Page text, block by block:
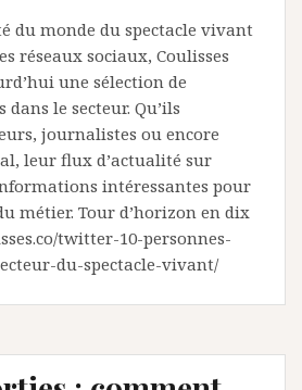
du monde du spectacle vivant
réseaux sociaux, Coulisses
une sélection de
le secteur. Qu’ils
journalistes ou encore
leur flux d’actualité sur
intéressantes pour
métier. Tour d’horizon en dix
twitter-10-personnes-
du-spectacle-vivant/